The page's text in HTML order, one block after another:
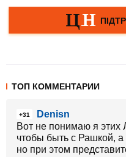
ТОП КОММЕНТАРИИ
+31
Denisn
Вот не понимаю я этих
чтобы быть с Рашкой,
но при этом